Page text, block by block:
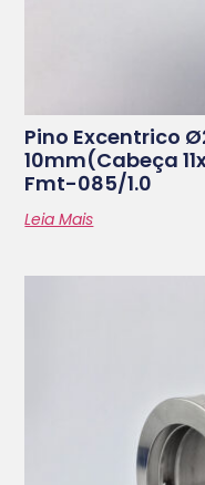
Pino Excentrico
10mm(cabeça
Fmt-085/1.0
Leia Mais